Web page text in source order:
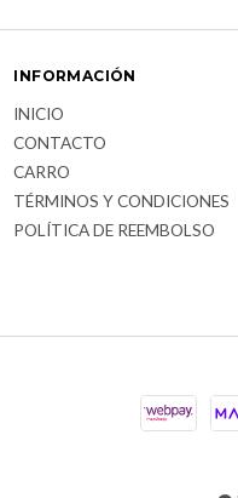
INFORMACIÓN
INICIO
CONTACTO
CARRO
TÉRMINOS Y CONDICIONES
POLÍTICA DE REEMBOLSO